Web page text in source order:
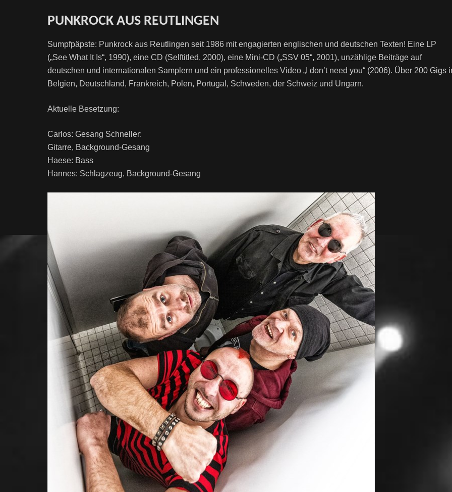
PUNKROCK AUS REUTLINGEN
Sumpfpäpste: Punkrock aus Reutlingen seit 1986 mit engagierten englischen und deutschen Texten! Eine LP
(„See What It Is“, 1990), eine CD (Selftitled, 2000), eine Mini-CD („SSV 05“, 2001), unzählige Beiträge auf
deutschen und internationalen Samplern und ein professionelles Video „I don’t need you“ (2006). Über 200 Gigs
Belgien, Deutschland, Frankreich, Polen, Portugal, Schweden, der Schweiz und Ungarn.
Aktuelle Besetzung:
Carlos: Gesang Schneller:
Gitarre, Background-Gesang
Haese: Bass
Hannes: Schlagzeug, Background-Gesang